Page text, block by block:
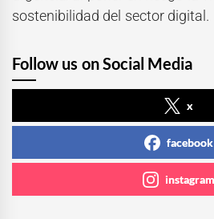
sostenibilidad del sector digital.
Follow us on Social Media
x
facebook
instagram